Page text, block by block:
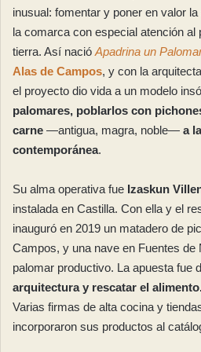
inusual: fomentar y poner en valor
la comarca con especial atención al
tierra. Así nació Apadrina un
Alas de Campos, y con la
el proyecto dio vida a un modelo
palomares, poblarlos con
carne —antigua, magra, noble— a
contemporánea.
Su alma operativa fue Izaskun
instalada en Castilla. Con ella y el
inauguró en 2019 un matadero de
Campos, y una nave en Fuentes
palomar productivo. La apuesta fue
arquitectura y rescatar el
Varias firmas de alta cocina y
incorporaron sus productos al